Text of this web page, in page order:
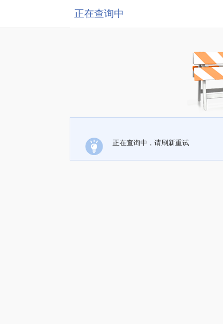
正在查询中
正在查询中，请刷新重试